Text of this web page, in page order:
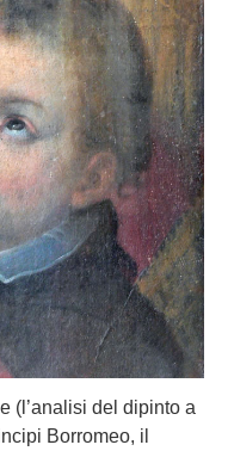
(l’analisi del dipinto a
Borromeo, il